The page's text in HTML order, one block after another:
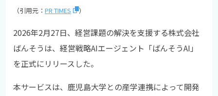
（引用元： PR TIMES ）
2026年2月27日、経営課題の解決を支援する株式会社
ばんそうは、経営戦略AIエージェント「ばんそうAI」
を正式にリリースした。
本サービスは、鹿児島大学との産学連携によって開発